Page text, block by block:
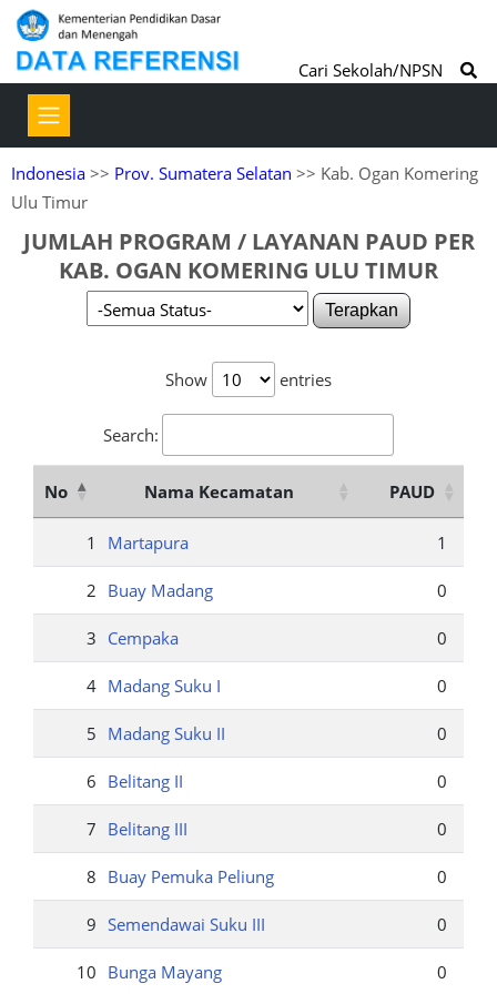
Cari Sekolah/NPSN
Indonesia >> Prov. Sumatera Selatan >> Kab. Ogan Komering
Ulu Timur
JUMLAH PROGRAM / LAYANAN PAUD PER
KAB. OGAN KOMERING ULU TIMUR
Terapkan
Show entries
Search:
No Nama Kecamatan PAUD
1 Martapura 1
2 Buay Madang 0
3 Cempaka 0
4 Madang Suku I 0
5 Madang Suku II 0
6 Belitang II 0
7 Belitang III 0
8 Buay Pemuka Peliung 0
9 Semendawai Suku III 0
10 Bunga Mayang 0